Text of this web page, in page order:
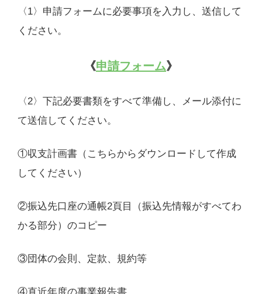
〈1〉申請フォームに必要事項を入力し、送信して
ください。
《申請フォーム》
〈2〉下記必要書類をすべて準備し、メール添付に
て送信してください。
①収支計画書（こちらからダウンロードして作成
してください）
②振込先口座の通帳2頁目（振込先情報がすべてわ
かる部分）のコピー
③団体の会則、定款、規約等
④直近年度の事業報告書